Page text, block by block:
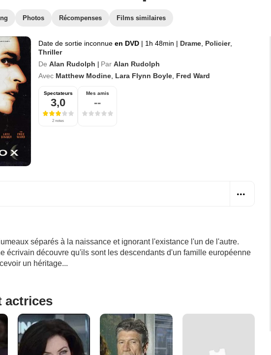
Photos Récompenses Films similaires
Date de sortie inconnue en DVD | 1h 48min | Drame Policier,
Thriller
De Alan Rudolph Par Alan Rudolph
Avec Matthew Modine Lara Flynn Boyle Fred Ward
Spectateurs
3,0
2 notes
Mes amis
--
séparés à la naissance et ignorant l'existance l'un de l'autre.
écrivain découvre qu'ils sont les descendants d'un famille européenne
un héritage...
actrices